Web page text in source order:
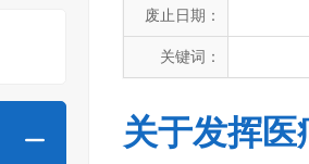
废止日期：
关键词：
关于发挥